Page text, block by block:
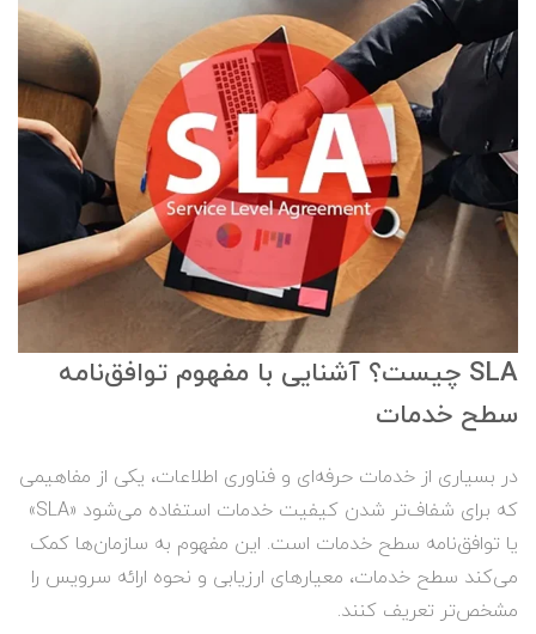
SLA چیست؟ آشنایی با مفهوم توافق‌نامه
سطح خدمات
در بسیاری از خدمات حرفه‌ای و فناوری اطلاعات، یکی از مفاهیمی
که برای شفاف‌تر شدن کیفیت خدمات استفاده می‌شود «SLA»
یا توافق‌نامه سطح خدمات است. این مفهوم به سازمان‌ها کمک
می‌کند سطح خدمات، معیارهای ارزیابی و نحوه ارائه سرویس را
مشخص‌تر تعریف کنند.